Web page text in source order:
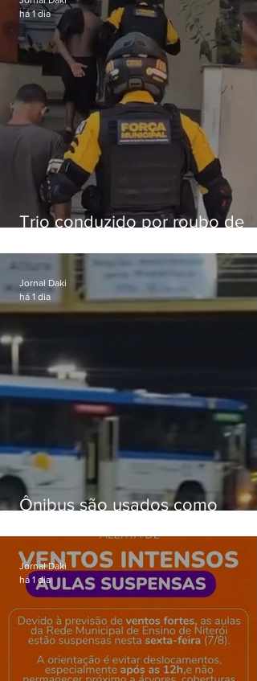
Trio conduzido por roubo de
passagens
há 1 dia
Ônibus são usados como
Gardênia Azul
Jornal Daki
há 1 dia
Jornal Daki
há 1 dia